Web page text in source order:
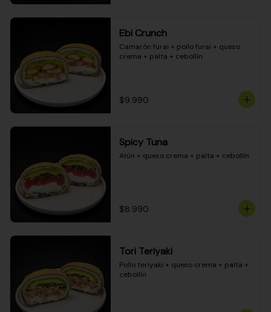
Ebi Crunch
Camarón furai + pollo furai + queso
crema + palta + cebollín
$9.990
Spicy Tuna
Atún + queso crema + palta + cebollín
$8.990
Tori Teriyaki
Pollo teriyaki + queso crema + palta +
cebollín